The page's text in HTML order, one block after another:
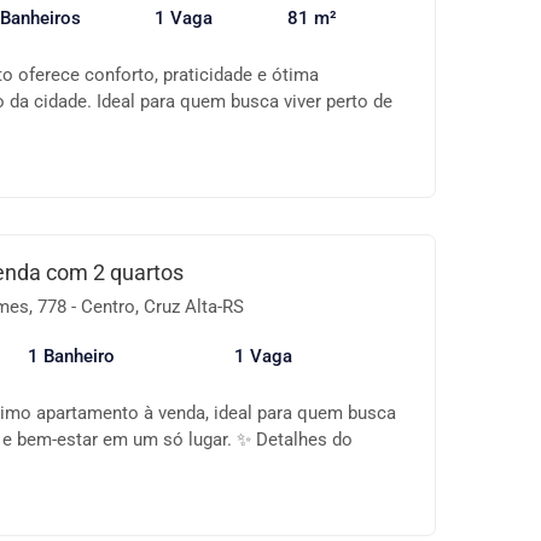
1 Vaga 81 m²
oferece conforto, praticidade e ótima
da cidade. Ideal para quem busca viver perto de
suíte Sala de estar e jantar integradas Sacada
e arejados Um imóvel completo, pronto
família. 📍 Agende já sua visita e conheça essa
com 2 quartos
778 - Centro, Cruz Alta-RS
1 Banheiro 1 Vaga
apartamento à venda, ideal para quem busca
bem-estar em um só lugar. ✨ Detalhes do
um ambiente amplo e funcional Sacada com